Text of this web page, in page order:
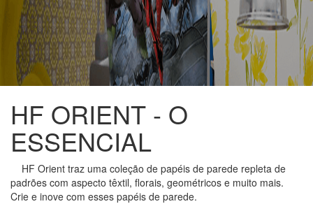
Parede
pela
Internet
HF ORIENT - O
ESSENCIAL
HF Orient traz uma coleção de papéis de parede repleta de
padrões com aspecto têxtil, florais, geométricos e muito mais.
Crie e inove com esses papéis de parede.